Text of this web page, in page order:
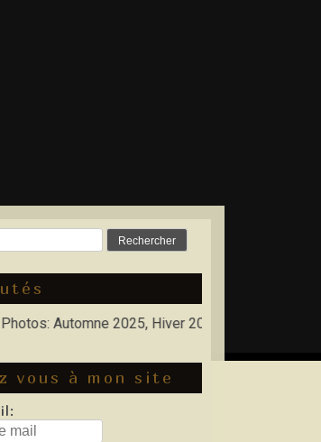
Automne 2025, Hiver 2026
vous à mon site